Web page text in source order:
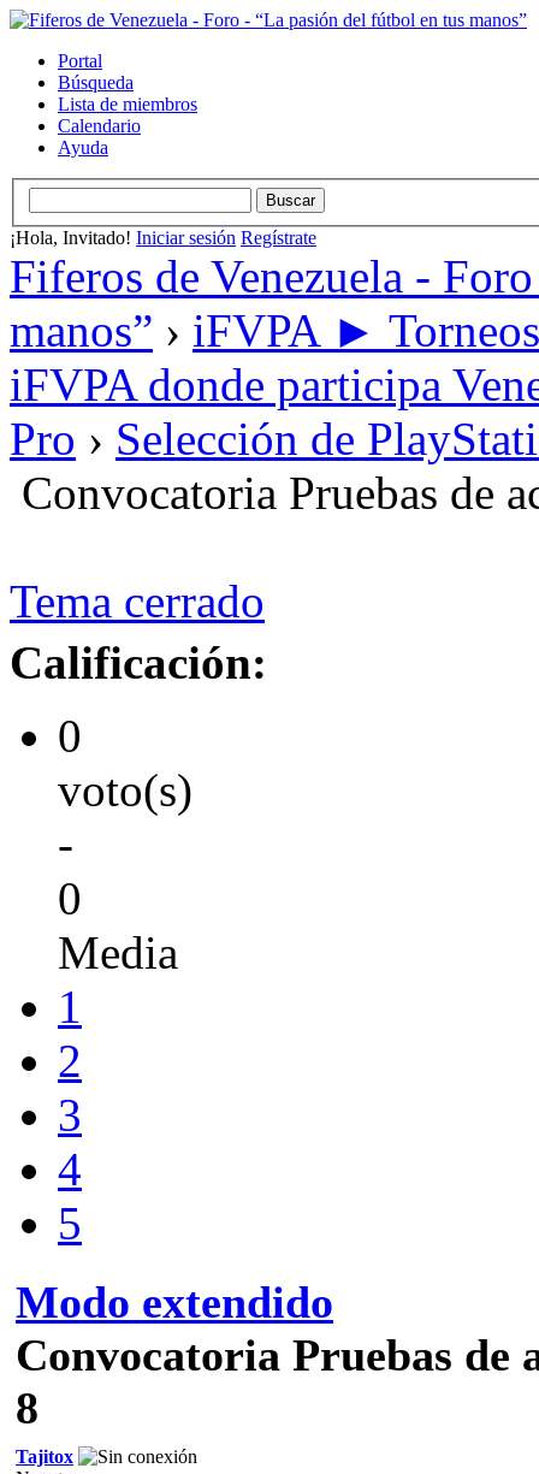
Portal
Búsqueda
Lista de miembros
Calendario
Ayuda
¡Hola, Invitado! Iniciar sesión Regístrate
Fiferos de Venezuela -
manos” › iFVPA ►
iFVPA donde participa
Pro › Selección de
Convocatoria Pruebas de
Tema cerrado
Calificación:
0
voto(s)
-
0
Media
1
2
3
4
5
Modo extendido
Convocatoria Pruebas
8
Tajitox